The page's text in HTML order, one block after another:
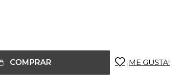
COMPRAR